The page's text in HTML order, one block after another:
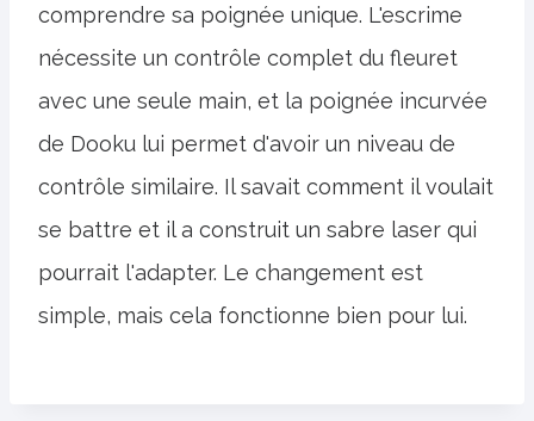
comprendre sa poignée unique. L'escrime
nécessite un contrôle complet du fleuret
avec une seule main, et la poignée incurvée
de Dooku lui permet d'avoir un niveau de
contrôle similaire. Il savait comment il voulait
se battre et il a construit un sabre laser qui
pourrait l'adapter. Le changement est
simple, mais cela fonctionne bien pour lui.